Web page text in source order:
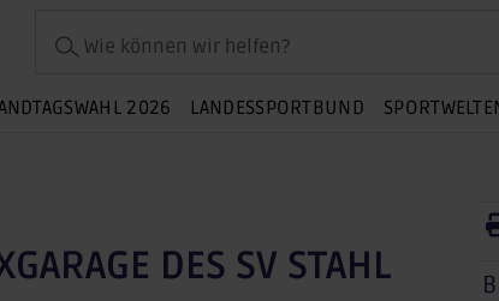
Wie können wir helfen?
2026 LANDESSPORTBUND
DES SV STAHL